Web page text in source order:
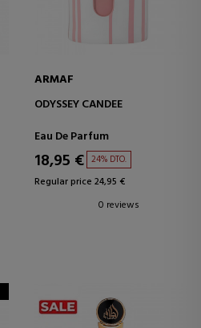
ARMAF
ODYSSEY CANDEE
Eau De Parfum
18,95 € 24% DTO.
Regular price 24,95 €
0 reviews